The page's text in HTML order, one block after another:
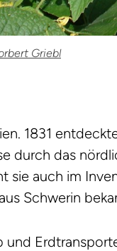
Griebl
1831
durch das
sie auch im
Schwerin
und